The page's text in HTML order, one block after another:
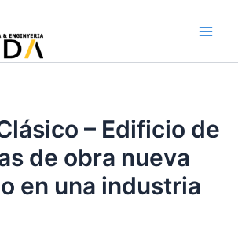
– Edificio de
de obra nueva
en una industria